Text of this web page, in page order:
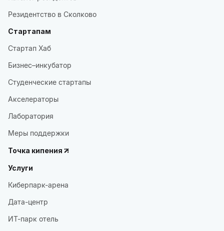
Резидентство в Сколково
Стартапам
Стартап Хаб
Бизнес–инкубатор
Студенческие стартапы
Акселераторы
Лаборатория
Меры поддержки
Точка кипения
Услуги
Киберпарк-арена
Дата-центр
ИТ-парк отель